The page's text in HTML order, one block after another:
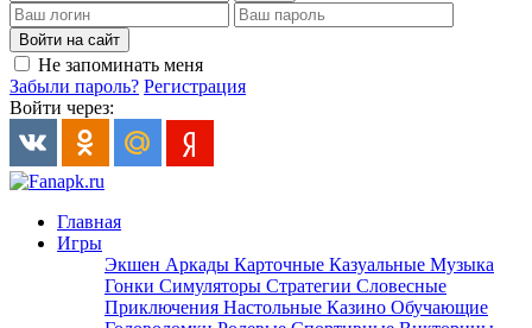
Войти на сайт
Не запоминать меня
Забыли пароль? Регистрация
Войти через:
Главная
Игры
Экшен Аркады Карточные Казуальные Музыка
Гонки Симуляторы Стратегии Словесные
Приключения Настольные Казино Обучающие